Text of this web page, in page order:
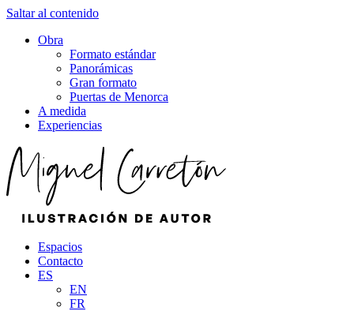
Saltar al contenido
Obra
Formato estándar
Panorámicas
Gran formato
Puertas de Menorca
A medida
Experiencias
Espacios
Contacto
ES
EN
FR